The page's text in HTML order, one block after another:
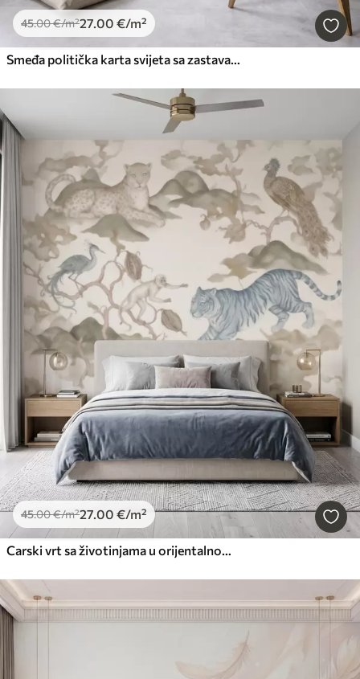
45.00€/m²27.00 €/m²
Smeđa politička karta svijeta sa zastavama na engleskom jeziku
45.00€/m²27.00 €/m²
Carski vrt sa životinjama u orijentalnom stilu - majmunom, leopardom, tigrom, paunom i čapljom